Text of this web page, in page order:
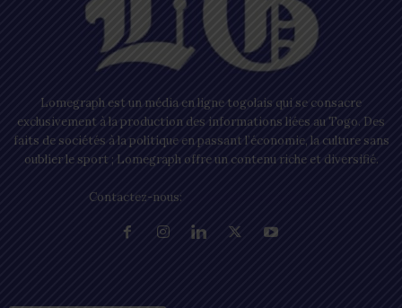
Lomegraph est un média en ligne togolais qui se consacre
exclusivement à la production des informations liées au Togo. Des
faits de sociétés à la politique en passant l’économie, la culture sans
oublier le sport ; Lomegraph offre un contenu riche et diversifié.
Contactez-nous: